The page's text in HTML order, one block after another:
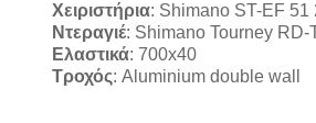
Χειριστήρια: Shimano ST-EF 51
Ντεραγιέ: Shimano Tourney RD-
Ελαστικά:700x40
Τροχός:Aluminium double wall